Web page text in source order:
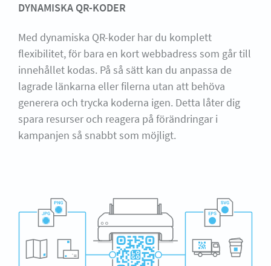
DYNAMISKA QR-KODER
Med dynamiska QR-koder har du komplett
flexibilitet, för bara en kort webbadress som går till
innehållet kodas. På så sätt kan du anpassa de
lagrade länkarna eller filerna utan att behöva
generera och trycka koderna igen. Detta låter dig
spara resurser och reagera på förändringar i
kampanjen så snabbt som möjligt.